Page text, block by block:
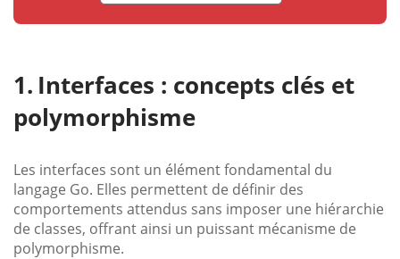
Interfaces : concepts clés et
polymorphisme
Les interfaces sont un élément fondamental du
langage Go. Elles permettent de définir des
comportements attendus sans imposer une hiérarchie
de classes, offrant ainsi un puissant mécanisme de
polymorphisme.